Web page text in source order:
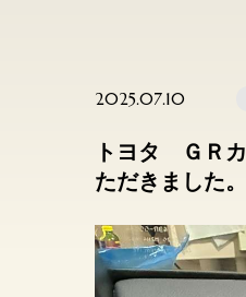
2025.07.10
トヨタ ＧＲ
ただきました。